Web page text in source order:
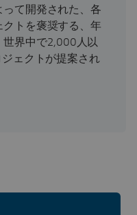
て開発された、各
トを褒奨する、年
世界中で2,000人以
ェクトが提案され